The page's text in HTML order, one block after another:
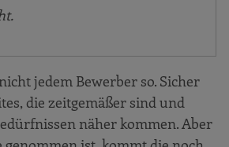
jedem Bewerber so. Sicher
die zeitgemäßer sind und
näher kommen. Aber